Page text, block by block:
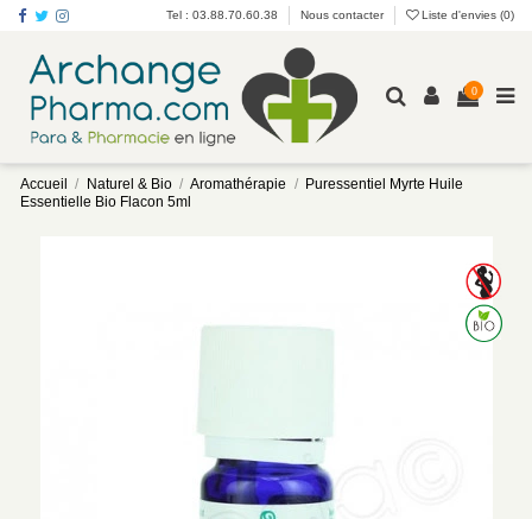
Tel : 03.88.70.60.38 Nous contacter Liste d'envies (0)
0
Accueil Naturel & Bio Aromathérapie
Puressentiel Myrte Huile
Essentielle Bio Flacon 5ml